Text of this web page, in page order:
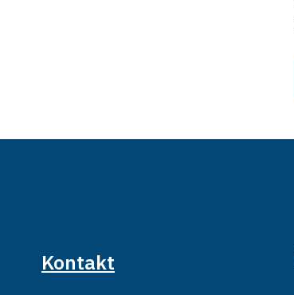
Kontakt